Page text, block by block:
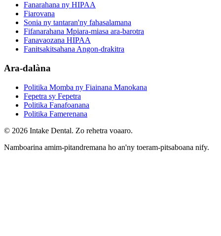
Fanarahana ny HIPAA
Fiarovana
Sonia ny tantaran'ny fahasalamana
Fifanarahana Mpiara-miasa ara-barotra
Fanavaozana HIPAA
Fanitsakitsahana Angon-drakitra
Ara-dalàna
Politika Momba ny Fiainana Manokana
Fepetra sy Fepetra
Politika Fanafoanana
Politika Famerenana
© 2026 Intake Dental. Zo rehetra voaaro.
Namboarina amim-pitandremana ho an'ny toeram-pitsaboana nify.